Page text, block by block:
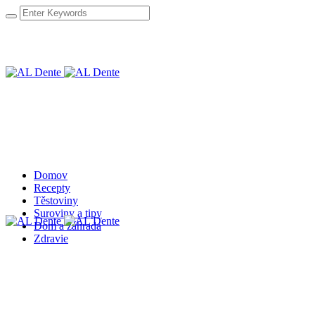
Domov
Recepty
Těstoviny
Suroviny a tipy
Dom a záhrada
Zdravie